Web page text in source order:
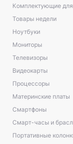
Комплектующие
Товары недели
Ноутбуки
Мониторы
Телевизоры
Видеокарты
Процессоры
Материнские платы
Смартфоны
Смарт-часы и
Портативные